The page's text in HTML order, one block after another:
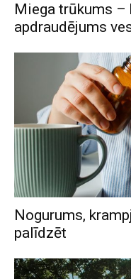
Miega trūkums –
apdraudējums
Nogurums,
palīdzēt